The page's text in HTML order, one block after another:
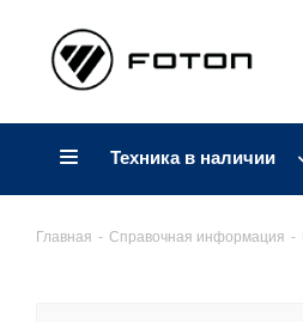
Техника в наличии
Главная - Справочная информация -